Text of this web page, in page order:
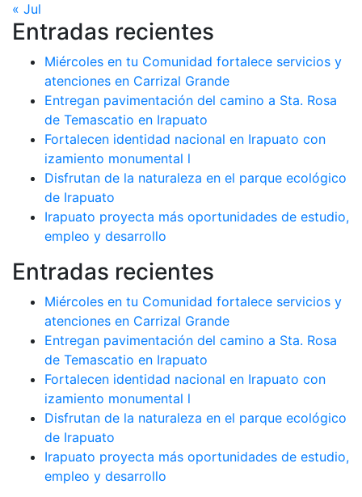
« Jul
Entradas recientes
Miércoles en tu Comunidad fortalece servicios y
atenciones en Carrizal Grande
Entregan pavimentación del camino a Sta. Rosa
de Temascatio en Irapuato
Fortalecen identidad nacional en Irapuato con
izamiento monumental l
Disfrutan de la naturaleza en el parque ecológico
de Irapuato
Irapuato proyecta más oportunidades de estudio,
empleo y desarrollo
Entradas recientes
Miércoles en tu Comunidad fortalece servicios y
atenciones en Carrizal Grande
Entregan pavimentación del camino a Sta. Rosa
de Temascatio en Irapuato
Fortalecen identidad nacional en Irapuato con
izamiento monumental l
Disfrutan de la naturaleza en el parque ecológico
de Irapuato
Irapuato proyecta más oportunidades de estudio,
empleo y desarrollo